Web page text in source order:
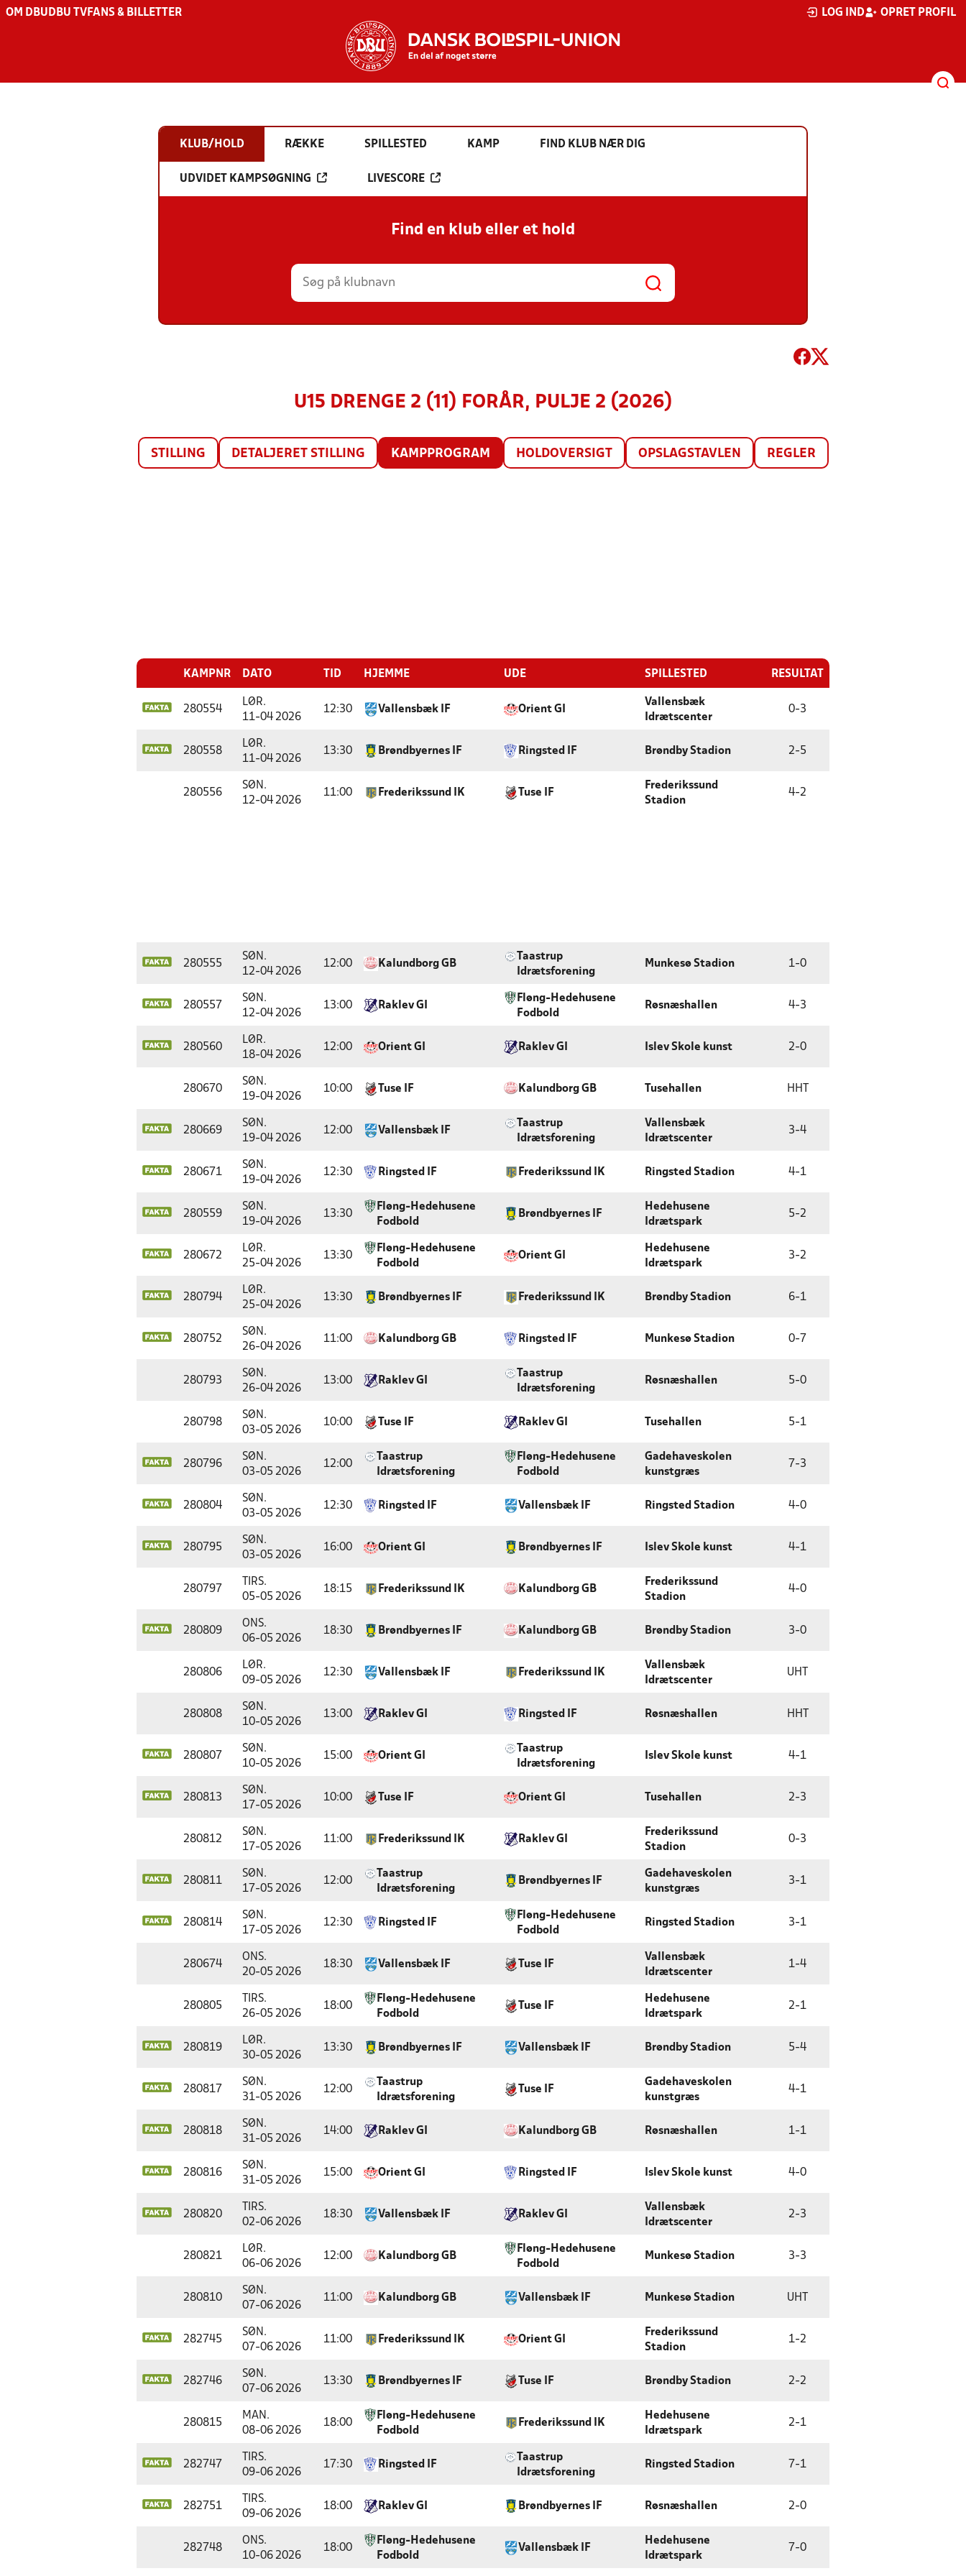
OM DBU DBU TV FANS & BILLETTER LOG IND OPRET PROFIL
KLUB/HOLD RÆKKE SPILLESTED KAMP FIND KLUB NÆR DIG
UDVIDET KAMPSØGNING LIVESCORE
Find en klub eller et hold
U15 DRENGE 2 (11) FORÅR, PULJE 2 (2026)
STILLING DETALJERET STILLING KAMPPROGRAM HOLDOVERSIGT OPSLAGSTAVLEN REGLER
KAMPNR DATO TID HJEMME UDE SPILLESTED RESULTAT
280554
LØR.
11-04 2026
12:30 Vallensbæk IF Orient GI
Vallensbæk
Idrætscenter
0-3
280558
LØR.
11-04 2026
13:30 Brøndbyernes IF Ringsted IF Brøndby Stadion 2-5
280556
SØN.
12-04 2026
11:00 Frederikssund IK Tuse IF
Frederikssund
Stadion
4-2
280555
SØN.
12-04 2026
12:00 Kalundborg GB
Taastrup
Idrætsforening
Munkesø Stadion 1-0
280557
SØN.
12-04 2026
13:00 Raklev GI
Fløng-Hedehusene
Fodbold
Røsnæshallen 4-3
280560
LØR.
18-04 2026
12:00 Orient GI Raklev GI Islev Skole kunst 2-0
280670
SØN.
19-04 2026
10:00 Tuse IF Kalundborg GB Tusehallen HHT
280669
SØN.
19-04 2026
12:00 Vallensbæk IF
Taastrup
Idrætsforening
Vallensbæk
Idrætscenter
3-4
280671
SØN.
19-04 2026
12:30 Ringsted IF Frederikssund IK Ringsted Stadion 4-1
280559
SØN.
19-04 2026
13:30
Fløng-Hedehusene
Fodbold
Brøndbyernes IF
Hedehusene
Idrætspark
5-2
280672
LØR.
25-04 2026
13:30
Fløng-Hedehusene
Fodbold
Orient GI
Hedehusene
Idrætspark
3-2
280794
LØR.
25-04 2026
13:30 Brøndbyernes IF Frederikssund IK Brøndby Stadion 6-1
280752
SØN.
26-04 2026
11:00 Kalundborg GB Ringsted IF Munkesø Stadion 0- 7
280793
SØN.
26-04 2026
13:00 Raklev GI
Taastrup
Idrætsforening
Røsnæshallen 5-0
280798
SØN.
03-05 2026
10:00 Tuse IF Raklev GI Tusehallen 5-1
280796
SØN.
03-05 2026
12:00
Taastrup
Idrætsforening
Fløng-Hedehusene
Fodbold
Gadehaveskolen
kunstgræs
7 -3
280804
SØN.
03-05 2026
12:30 Ringsted IF Vallensbæk IF Ringsted Stadion 4-0
280795
SØN.
03-05 2026
16:00 Orient GI Brøndbyernes IF Islev Skole kunst 4-1
280797
TIRS.
05-05 2026
18:15 Frederikssund IK Kalundborg GB
Frederikssund
Stadion
4-0
280809
ONS.
06-05 2026
18:30 Brøndbyernes IF Kalundborg GB Brøndby Stadion 3-0
280806
LØR.
09-05 2026
12:30 Vallensbæk IF Frederikssund IK
Vallensbæk
Idrætscenter
UHT
280808
SØN.
10-05 2026
13:00 Raklev GI Ringsted IF Røsnæshallen HHT
280807
SØN.
10-05 2026
15:00 Orient GI
Taastrup
Idrætsforening
Islev Skole kunst 4-1
280813
SØN.
17-05 2026
10:00 Tuse IF Orient GI Tusehallen 2-3
280812
SØN.
17-05 2026
11:00 Frederikssund IK Raklev GI
Frederikssund
Stadion
0-3
280811
SØN.
17-05 2026
12:00
Taastrup
Idrætsforening
Brøndbyernes IF
Gadehaveskolen
kunstgræs
3-1
280814
SØN.
17-05 2026
12:30 Ringsted IF
Fløng-Hedehusene
Fodbold
Ringsted Stadion 3-1
280674
ONS.
20-05 2026
18:30 Vallensbæk IF Tuse IF
Vallensbæk
Idrætscenter
1-4
280805
TIRS.
26-05 2026
18:00
Fløng-Hedehusene
Fodbold
Tuse IF
Hedehusene
Idrætspark
2-1
280819
LØR.
30-05 2026
13:30 Brøndbyernes IF Vallensbæk IF Brøndby Stadion 5-4
280817
SØN.
31-05 2026
12:00
Taastrup
Idrætsforening
Tuse IF
Gadehaveskolen
kunstgræs
4-1
280818
SØN.
31-05 2026
14:00 Raklev GI Kalundborg GB Røsnæshallen 1-1
280816
SØN.
31-05 2026
15:00 Orient GI Ringsted IF Islev Skole kunst 4-0
280820
TIRS.
02-06 2026
18:30 Vallensbæk IF Raklev GI
Vallensbæk
Idrætscenter
2-3
280821
LØR.
06-06 2026
12:00 Kalundborg GB
Fløng-Hedehusene
Fodbold
Munkesø Stadion 3-3
280810
SØN.
07-06 2026
11:00 Kalundborg GB Vallensbæk IF Munkesø Stadion UHT
282745
SØN.
07-06 2026
11:00 Frederikssund IK Orient GI
Frederikssund
Stadion
1-2
282746
SØN.
07-06 2026
13:30 Brøndbyernes IF Tuse IF Brøndby Stadion 2-2
280815
MAN.
08-06 2026
18:00
Fløng-Hedehusene
Fodbold
Frederikssund IK
Hedehusene
Idrætspark
2-1
282747
TIRS.
09-06 2026
17:30 Ringsted IF
Taastrup
Idrætsforening
Ringsted Stadion 7 -1
282751
TIRS.
09-06 2026
18:00 Raklev GI Brøndbyernes IF Røsnæshallen 2-0
282748
ONS.
10-06 2026
18:00
Fløng-Hedehusene
Fodbold
Vallensbæk IF
Hedehusene
Idrætspark
7 -0